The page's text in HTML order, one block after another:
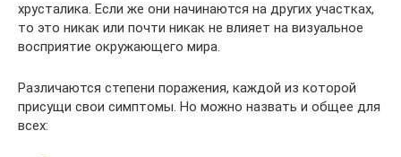
хрусталика. Если же они начинаются на других участках,
то это никак или почти никак не влияет на визуальное
восприятие окружающего мира.
Различаются степени поражения, каждой из которой
присущи свои симптомы. Но можно назвать и общее для
всех: